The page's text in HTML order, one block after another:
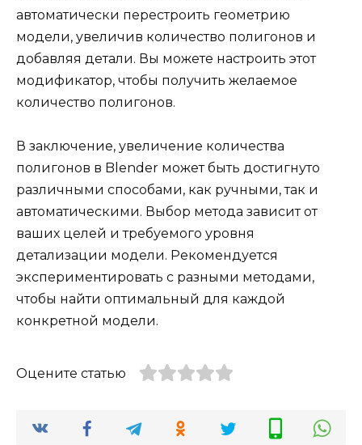
автоматически перестроить геометрию
модели, увеличив количество полигонов и
добавляя детали. Вы можете настроить этот
модификатор, чтобы получить желаемое
количество полигонов.
В заключение, увеличение количества
полигонов в Blender может быть достигнуто
различными способами, как ручными, так и
автоматическими. Выбор метода зависит от
ваших целей и требуемого уровня
детализации модели. Рекомендуется
экспериментировать с разными методами,
чтобы найти оптимальный для каждой
конкретной модели.
Оцените статью